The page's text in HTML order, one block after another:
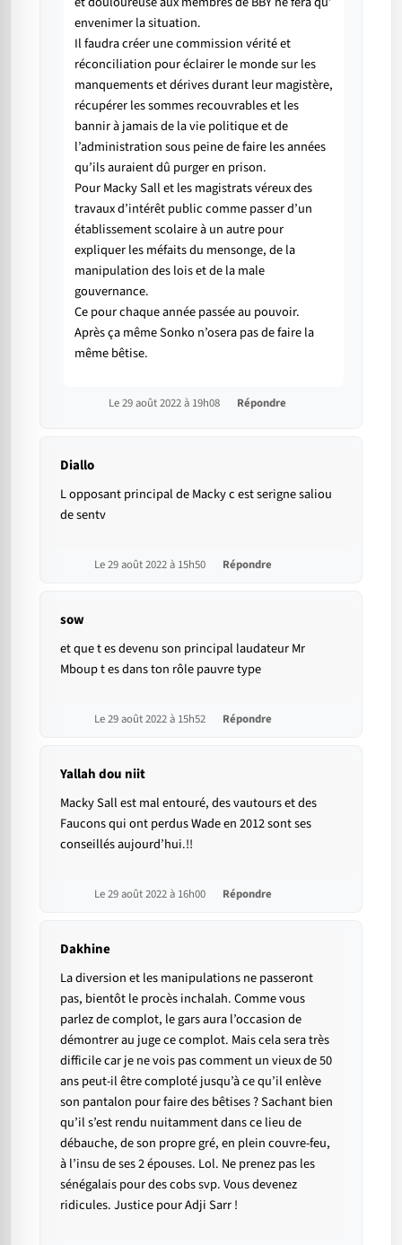
envenimer la situation.
Il faudra créer une commission vérité et
réconciliation pour éclairer le monde sur les
manquements et dérives durant leur magistère,
récupérer les sommes recouvrables et les
bannir à jamais de la vie politique et de
l’administration sous peine de faire les années
qu’ils auraient dû purger en prison.
Pour Macky Sall et les magistrats véreux des
travaux d’intérêt public comme passer d’un
établissement scolaire à un autre pour
expliquer les méfaits du mensonge, de la
manipulation des lois et de la male
gouvernance.
Ce pour chaque année passée au pouvoir.
Après ça même Sonko n’osera pas de faire la
même bêtise.
Le 29 août 2022 à 19h08 Répondre
Diallo
L opposant principal de Macky c est serigne saliou
de sentv
Le 29 août 2022 à 15h50 Répondre
sow
et que t es devenu son principal laudateur Mr
Mboup t es dans ton rôle pauvre type
Le 29 août 2022 à 15h52 Répondre
Yallah dou niit
Macky Sall est mal entouré, des vautours et des
Faucons qui ont perdus Wade en 2012 sont ses
conseillés aujourd’hui.!!
Le 29 août 2022 à 16h00 Répondre
Dakhine
La diversion et les manipulations ne passeront
pas, bientôt le procès inchalah. Comme vous
parlez de complot, le gars aura l’occasion de
démontrer au juge ce complot. Mais cela sera très
difficile car je ne vois pas comment un vieux de 50
ans peut-il être comploté jusqu’à ce qu’il enlève
son pantalon pour faire des bêtises ? Sachant bien
qu’il s’est rendu nuitamment dans ce lieu de
débauche, de son propre gré, en plein couvre-feu,
à l’insu de ses 2 épouses. Lol. Ne prenez pas les
sénégalais pour des cobs svp. Vous devenez
ridicules. Justice pour Adji Sarr !